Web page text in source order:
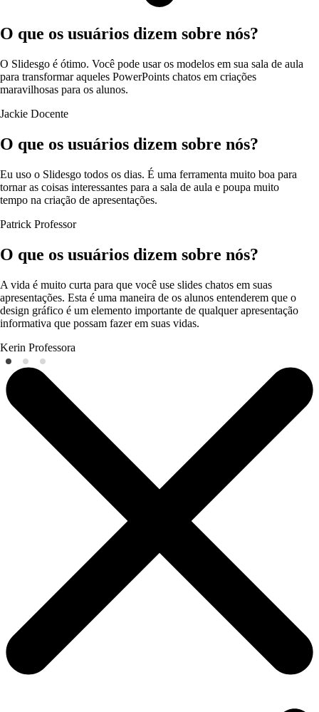
O que os usuários dizem sobre nós?
O Slidesgo é ótimo. Você pode usar os modelos em sua sala de aula
para transformar aqueles PowerPoints chatos em criações
maravilhosas para os alunos.
Jackie Docente
O que os usuários dizem sobre nós?
Eu uso o Slidesgo todos os dias. É uma ferramenta muito boa para
tornar as coisas interessantes para a sala de aula e poupa muito
tempo na criação de apresentações.
Patrick Professor
O que os usuários dizem sobre nós?
A vida é muito curta para que você use slides chatos em suas
apresentações. Esta é uma maneira de os alunos entenderem que o
design gráfico é um elemento importante de qualquer apresentação
informativa que possam fazer em suas vidas.
Kerin Professora